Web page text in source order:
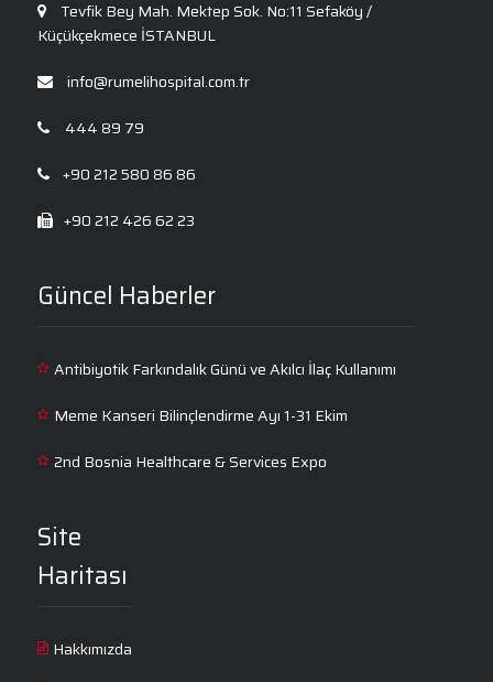
Tevfik Bey Mah. Mektep Sok. No:11 Sefaköy /
Küçükçekmece İSTANBUL
info@rumelihospital.com.tr
444 89 79
+90 212 580 86 86
+90 212 426 62 23
Güncel Haberler
Antibiyotik Farkındalık Günü ve Akılcı İlaç Kullanımı
Meme Kanseri Bilinçlendirme Ayı 1-31 Ekim
2nd Bosnia Healthcare & Services Expo
Site
Haritası
Hakkımızda